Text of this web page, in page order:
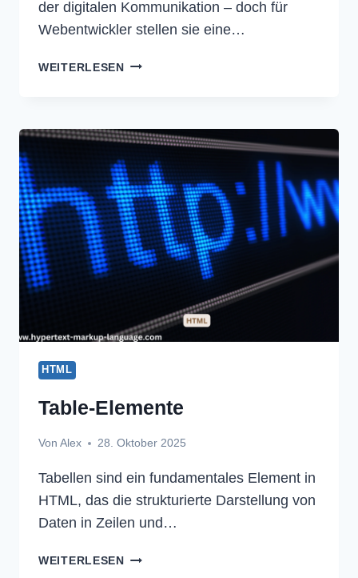
der digitalen Kommunikation – doch für
Webentwickler stellen sie eine…
WEITERLESEN EMOJIS
HTML
Table-Elemente
Von Alex 28. Oktober 2025
Tabellen sind ein fundamentales Element in
HTML, das die strukturierte Darstellung von
Daten in Zeilen und…
WEITERLESEN TABLE-